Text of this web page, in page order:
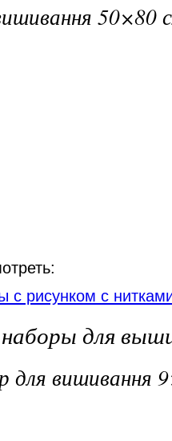
вишивання
с рисунком с
для
для вишивання